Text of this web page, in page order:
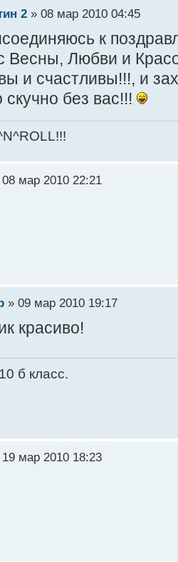
2 » 08 мар 2010 04:45
к
Весны, Любви и
и счастливы!!!, и
скучно без вас!!!
мар 2010 22:21
» 09 мар 2010 19:17
красиво!
б класс.
мар 2010 18:23